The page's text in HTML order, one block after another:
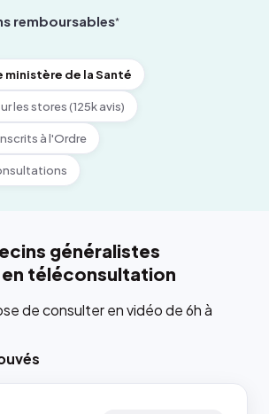
remboursables*
ministère de la Santé
les stores (125k avis)
à l'Ordre
généralistes
téléconsultation
de consulter en vidéo de 6h à